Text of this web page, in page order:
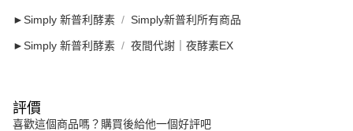
►Simply 新普利酵素 Simply新普利所有商品
►Simply 新普利酵素 夜間代謝｜夜酵素EX
評價
喜歡這個商品嗎？購買後給他一個好評吧